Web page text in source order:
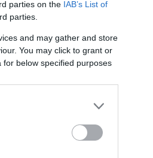
parties on the IAB’s List of
parties.
and may gather and store
You may click to grant or
below specified purposes
1. és
az
felek